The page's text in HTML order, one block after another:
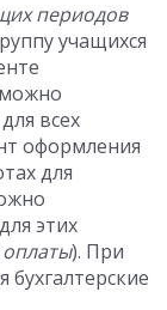
периодов
учащихся
всех
оформления
для
этих
). При